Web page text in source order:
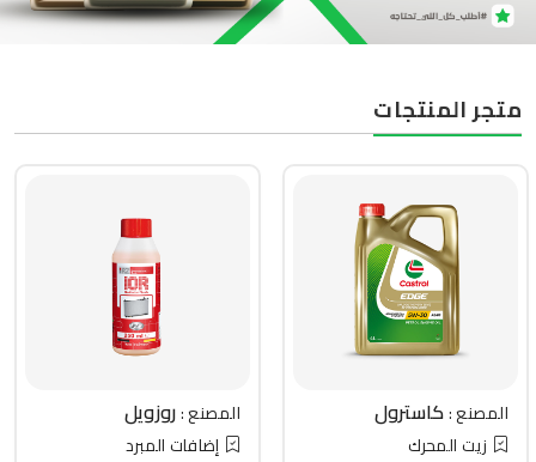
متجر المنتجات
المصنع :كاسترول
زيت المحرك
المصنع :روزويل
إضافات المبرد